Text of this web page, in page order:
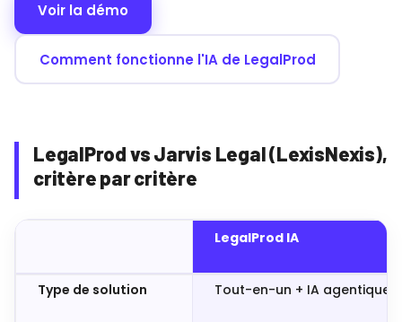
Voir la démo
Comment fonctionne l'IA de LegalProd
LegalProd vs Jarvis Legal (LexisNexis),
critère par critère
LegalProd IA
Type de solution Tout-en-un + IA agentique